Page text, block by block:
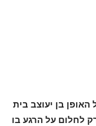
בן יעוצב בית
לחלום על הרגע בו